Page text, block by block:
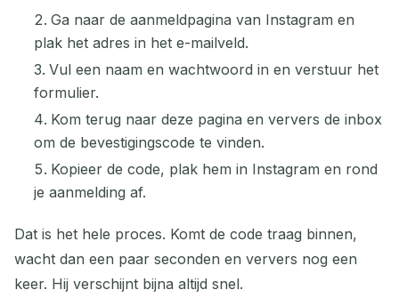
Ga naar de aanmeldpagina van Instagram en
plak het adres in het e-mailveld.
Vul een naam en wachtwoord in en verstuur het
formulier.
Kom terug naar deze pagina en ververs de inbox
om de bevestigingscode te vinden.
Kopieer de code, plak hem in Instagram en rond
je aanmelding af.
Dat is het hele proces. Komt de code traag binnen,
wacht dan een paar seconden en ververs nog een
keer. Hij verschijnt bijna altijd snel.